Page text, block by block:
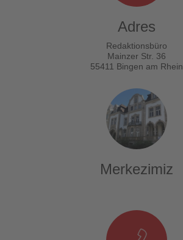
Adres
Redaktionsbüro
Mainzer Str. 36
55411 Bingen am Rhein
Merkezimiz